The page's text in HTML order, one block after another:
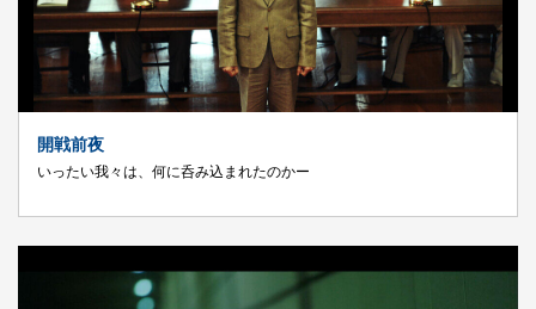
開戦前夜
いったい我々は、何に呑み込まれたのかー